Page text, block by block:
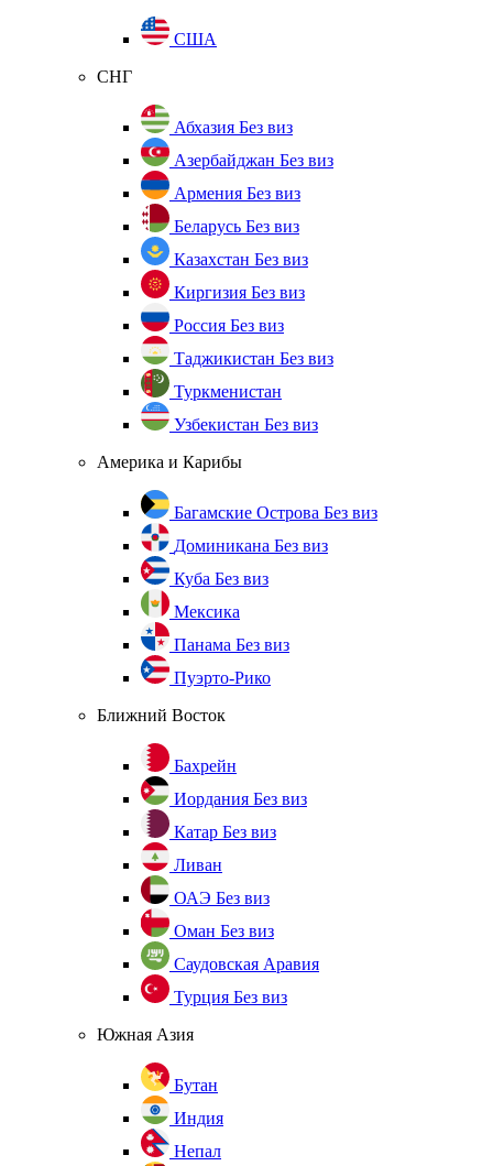
США
СНГ
Абхазия Без виз
Азербайджан Без виз
Армения Без виз
Беларусь Без виз
Казахстан Без виз
Киргизия Без виз
Россия Без виз
Таджикистан Без виз
Туркменистан
Узбекистан Без виз
Америка и Карибы
Багамские Острова Без виз
Доминикана Без виз
Куба Без виз
Мексика
Панама Без виз
Пуэрто-Рико
Ближний Восток
Бахрейн
Иордания Без виз
Катар Без виз
Ливан
ОАЭ Без виз
Оман Без виз
Саудовская Аравия
Турция Без виз
Южная Азия
Бутан
Индия
Непал